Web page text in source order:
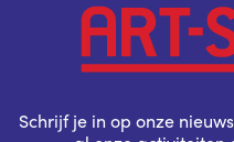
Schrijf je in op onze